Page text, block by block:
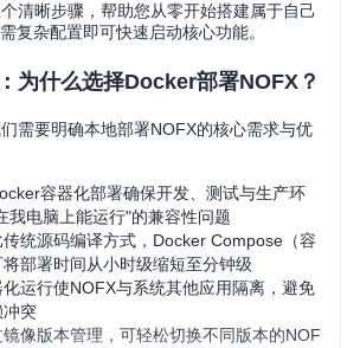
清晰步骤，帮助您从零开始搭建属于自己
复杂配置即可快速启动核心功能。
为什么选择Docker部署NOFX？
需要明确本地部署NOFX的核心需求与优
容器化部署确保开发、测试与生产环
我电脑上能运行"的兼容性问题
传统源码编译方式，Docker Compose（容
部署时间从小时级缩短至分钟级
化运行使NOFX与系统其他应用隔离，避免
冲突
镜像版本管理，可轻松切换不同版本的NOF